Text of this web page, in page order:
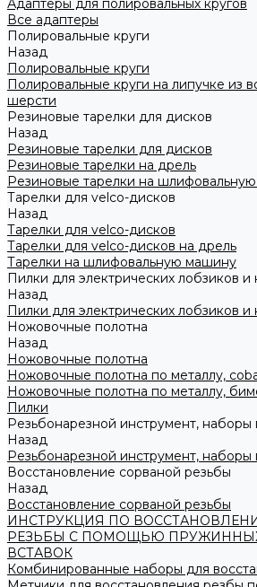
Адаптеры для полировальных кругов
Все адаптеры
Полировальные круги
Назад
Полировальные круги
Полировальные круги на липучке из
шерсти
Резиновые тарелки для дисков
Назад
Резиновые тарелки для дисков
Резиновые тарелки на дрель
Резиновые тарелки на
Тарелки для velco-дисков
Назад
Тарелки для velco-дисков
Тарелки для velco-дисков на дрель
Тарелки на шлифовальную машину
Пилки для электрических лобзиков
Назад
Пилки для электрических лобзиков
Ножовочные полотна
Назад
Ножовочные полотна
Ножовочные полотна по металлу,
Ножовочные полотна по металлу,
Пилки
Резьбонарезной инструмент,
Назад
Резьбонарезной инструмент,
Восстановление сорваной резьбы
Назад
Восстановление сорваной резьбы
ИНСТРУКЦИЯ ПО
РЕЗЬБЫ С ПОМОЩЬЮ
ВСТАВОК
Комбинированные наборы для